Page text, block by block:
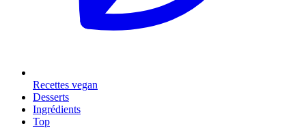
Recettes vegan
Desserts
Ingrédients
Top